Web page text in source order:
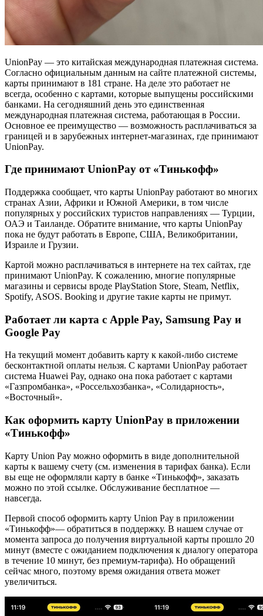
UnionPay — это китайская международная платежная система.
Согласно официальным данным на сайте платежной системы,
карты принимают в 181 стране. На деле это работает не
всегда, особенно с картами, которые выпущены российскими
банками. На сегодняшний день это единственная
международная платежная система, работающая в России.
Основное ее преимущество — возможность расплачиваться за
границей и в зарубежных интернет-магазинах, где принимают
UnionPay.
Где принимают UnionPay от «Тинькофф»
Поддержка сообщает, что карты UnionPay работают во многих
странах Азии, Африки и Южной Америки, в том числе
популярных у российских туристов направлениях — Турции,
ОАЭ и Таиланде. Обратите внимание, что карты UnionPay
пока не будут работать в Европе, США, Великобритании,
Израиле и Грузии.
Картой можно расплачиваться в интернете на тех сайтах, где
принимают UnionPay. К сожалению, многие популярные
магазины и сервисы вроде PlayStation Store, Steam, Netflix,
Spotify, ASOS. Booking и другие такие карты не примут.
Работает ли карта с Apple Pay, Samsung Pay и
Google Pay
На текущий момент добавить карту к какой-либо системе
бесконтактной оплаты нельзя. С картами UnionPay работает
система Huawei Pay, однако она пока работает с картами
«Газпромбанка», «Россельхозбанка», «Солидарность»,
«Восточный».
Как оформить карту UnionPay в приложении
«Тинькофф»
Карту Union Pay можно оформить в виде дополнительной
карты к вашему счету (см. изменения в тарифах банка). Если
вы еще не оформляли карту в банке «Тинькофф», заказать
можно по этой ссылке. Обслуживание бесплатное —
навсегда.
Первой способ оформить карту Union Pay в приложении
«Тинькофф»— обратиться в поддержку. В нашем случае от
момента запроса до получения виртуальной карты прошло 20
минут (вместе с ожиданием подключения к диалогу оператора
в течение 10 минут, без премиум-тарифа). Но обращений
сейчас много, поэтому время ожидания ответа может
увеличиться.